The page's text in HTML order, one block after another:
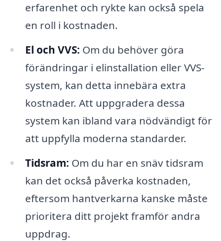
erfarenhet och rykte kan också spela
en roll i kostnaden.
El och VVS: Om du behöver göra
förändringar i elinstallation eller VVS-
system, kan detta innebära extra
kostnader. Att uppgradera dessa
system kan ibland vara nödvändigt för
att uppfylla moderna standarder.
Tidsram: Om du har en snäv tidsram
kan det också påverka kostnaden,
eftersom hantverkarna kanske måste
prioritera ditt projekt framför andra
uppdrag.